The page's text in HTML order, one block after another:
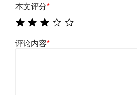
本文评分*
评论内容*